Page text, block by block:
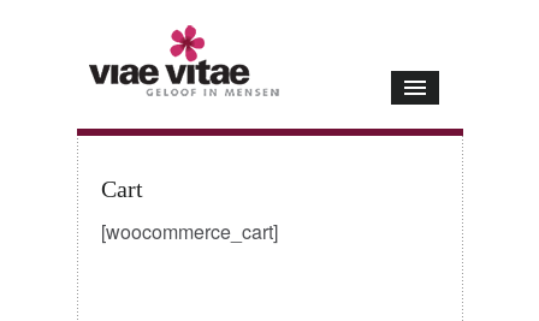
Cart
[woocommerce_cart]